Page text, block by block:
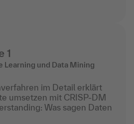
1
Learning und Data Mining
im Detail erklärt
umsetzen mit CRISP-DM
Was sagen Daten